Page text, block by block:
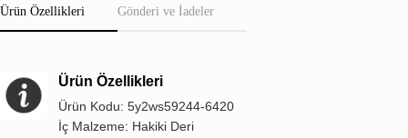
Ürün Özellikleri Gönderi ve İadeler
Ürün Özellikleri
Ürün Kodu: 5y2ws59244-6420
İç Malzeme: Hakiki Deri